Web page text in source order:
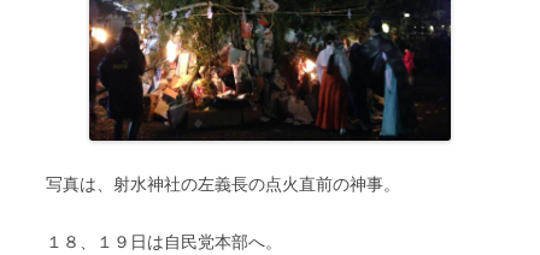
写真は、射水神社の左義長の点火直前の神事。
１８、１９日は自民党本部へ。